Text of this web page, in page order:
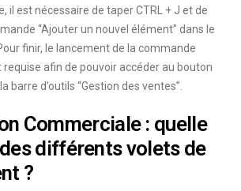
il est nécessaire de taper CTRL + J et de
“Ajouter un nouvel élément” dans le
finir, le lancement de la commande
afin de pouvoir accéder au bouton
barre d’outils “Gestion des ventes”.
Commerciale : quelle
différents volets de
?